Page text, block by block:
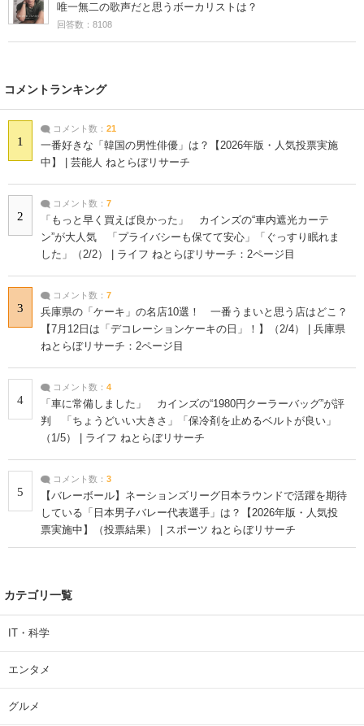
唯一無二の歌声だと思うボーカリストは？
回答数：8108
コメントランキング
1
コメント数： 21
一番好きな「韓国の男性俳優」は？【2026年版・人気投票実施
中】 | 芸能人 ねとらぼリサーチ
2
コメント数： 7
「もっと早く買えば良かった」 カインズの“車内遮光カーテ
ン”が大人気 「プライバシーも保てて安心」「ぐっすり眠れま
した」（2/2） | ライフ ねとらぼリサーチ：2ページ目
3
コメント数： 7
兵庫県の「ケーキ」の名店10選！ 一番うまいと思う店はどこ？
【7月12日は「デコレーションケーキの日」！】（2/4） | 兵庫県
ねとらぼリサーチ：2ページ目
4
コメント数： 4
「車に常備しました」 カインズの“1980円クーラーバッグ”が評
判 「ちょうどいい大きさ」「保冷剤を止めるベルトが良い」
（1/5） | ライフ ねとらぼリサーチ
5
コメント数： 3
【バレーボール】ネーションズリーグ日本ラウンドで活躍を期待
している「日本男子バレー代表選手」は？【2026年版・人気投
票実施中】（投票結果） | スポーツ ねとらぼリサーチ
カテゴリ一覧
IT・科学
エンタメ
グルメ